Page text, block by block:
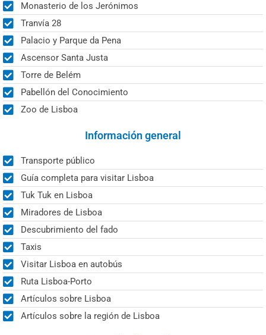
Monasterio de los Jerónimos
Tranvía 28
Palacio y Parque da Pena
Ascensor Santa Justa
Torre de Belém
Pabellón del Conocimiento
Zoo de Lisboa
Información general
Transporte público
Guía completa para visitar Lisboa
Tuk Tuk en Lisboa
Miradores de Lisboa
Descubrimiento del fado
Taxis
Visitar Lisboa en autobús
Ruta Lisboa-Porto
Artículos sobre Lisboa
Artículos sobre la región de Lisboa